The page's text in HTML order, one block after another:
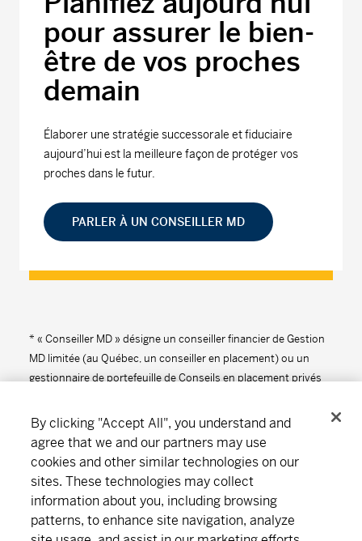
pour assurer le bien-
être de vos proches
demain
Élaborer une stratégie successorale et fiduciaire
aujourd’hui est la meilleure façon de protéger vos
proches dans le futur.
PARLER À UN CONSEILLER MD
* « Conseiller MD » désigne un conseiller financier de Gestion
MD limitée (au Québec, un conseiller en placement) ou un
gestionnaire de portefeuille de Conseils en placement privés
By clicking "Accept All", you understand and
agree that we and our partners may use
cookies and other similar technologies on our
sites. These technologies may collect
information about you, including browsing
patterns, to enhance site navigation, analyze